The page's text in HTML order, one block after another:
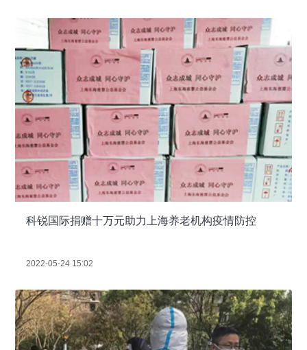
科锐国际捐赠十万元助力上海养老机构疫情防控
2022-05-24 15:02